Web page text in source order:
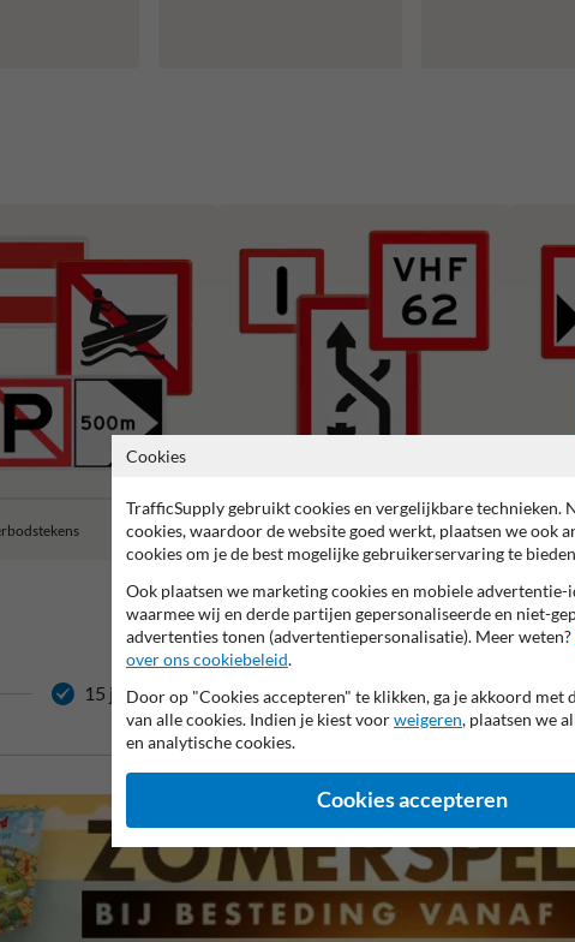
B serie - Gebodstekens C serie -
15 jaar garantie op reflecterende folie Anti-graffiti
Cookies
TrafficSupply gebruikt cookies en vergelijkbare technieken.
cookies, waardoor de website goed werkt, plaatsen we ook
cookies om je de best mogelijke gebruikerservaring te
Ook plaatsen we marketing cookies en mobiele
waarmee wij en derde partijen gepersonaliseerde en niet-
advertenties tonen (advertentiepersonalisatie). Meer weten?
over ons cookiebeleid.
Door op "Cookies accepteren" te klikken, ga je akkoord met
van alle cookies. Indien je kiest voorweigeren, plaatsen we
en analytische cookies.
Cookies accepteren